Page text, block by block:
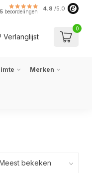
beoordelingen 4.8 /5.0
Verlanglijst
0
Merken